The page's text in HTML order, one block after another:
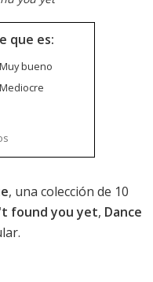
que es:
Muy bueno
Mediocre
, una colección de 10
found you yet, Dance